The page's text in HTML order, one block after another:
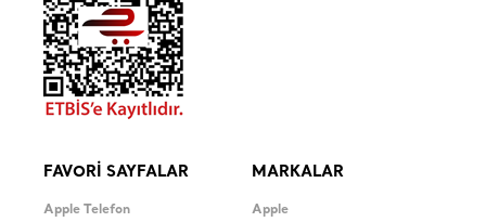
FAVORİ SAYFALAR
Apple Telefon
MARKALAR
Apple